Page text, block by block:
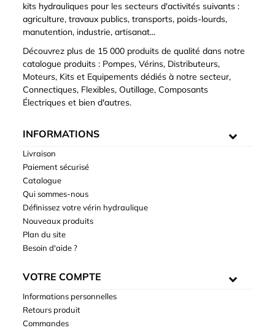
kits hydrauliques pour les secteurs d'activités suivants :
agriculture, travaux publics, transports, poids-lourds,
manutention, industrie, artisanat...
Découvrez plus de 15 000 produits de qualité dans notre
catalogue produits : Pompes, Vérins, Distributeurs,
Moteurs, Kits et Equipements dédiés à notre secteur,
Connectiques, Flexibles, Outillage, Composants
Électriques et bien d'autres.
INFORMATIONS
Livraison
Paiement sécurisé
Catalogue
Qui sommes-nous
Définissez votre vérin hydraulique
Nouveaux produits
Plan du site
Besoin d'aide ?
VOTRE COMPTE
Informations personnelles
Retours produit
Commandes